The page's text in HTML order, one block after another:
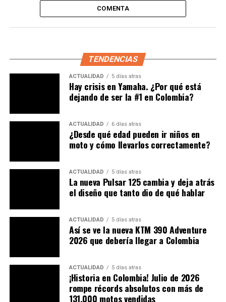
el aviso de problemas o irregularidades en
no está claro cómo funcionaría el sistema o
cómo se integraría con otros componentes
electrónicos de última generación, como los ABS, los
sensores de inercia o hasta los de inclinación, desde ya,
parece ser un buen augurio y ejemplo de innovación por
parte de la marca, la cual prácticamente ya controla el
mercado de los frenos de alta gama, tanto de motos
como de automóviles.
COMENTA
TENDENCIAS
ACTUALIDAD 5 días atras
Hay crisis en Yamaha. ¿Por qué está
dejando de ser la #1 en Colombia?
ACTUALIDAD 6 días atras
¿Desde qué edad pueden ir niños en
moto y cómo llevarlos correctamente?
ACTUALIDAD 5 días atras
La nueva Pulsar 125 cambia y deja atrás
el diseño que tanto dio de qué hablar
ACTUALIDAD 5 días atras
Así se ve la nueva KTM 390 Adventure
2026 que debería llegar a Colombia
ACTUALIDAD 5 días atras
¡Historia en Colombia! Julio de 2026
rompe récords absolutos con más de
131.000 motos vendidas